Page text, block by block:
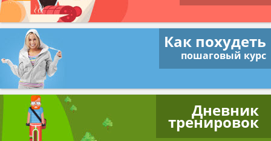
Как похудеть
пошаговый курс
Дневник
тренировок